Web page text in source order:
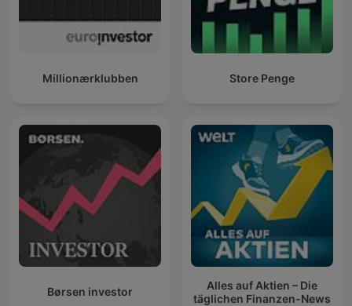
Millionærklubben Store Penge
Børsen investor
Alles auf Aktien – Die
täglichen Finanzen-News